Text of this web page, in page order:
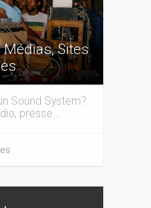
Sites
Sound System?
presse...